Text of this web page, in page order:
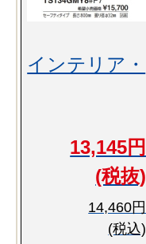
インテリア・
13,145円
(税抜)
14,460円
(税込)